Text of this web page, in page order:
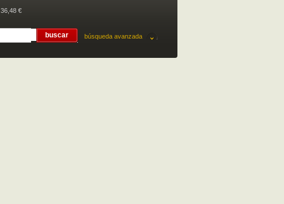
36,48 €
búsqueda avanzada